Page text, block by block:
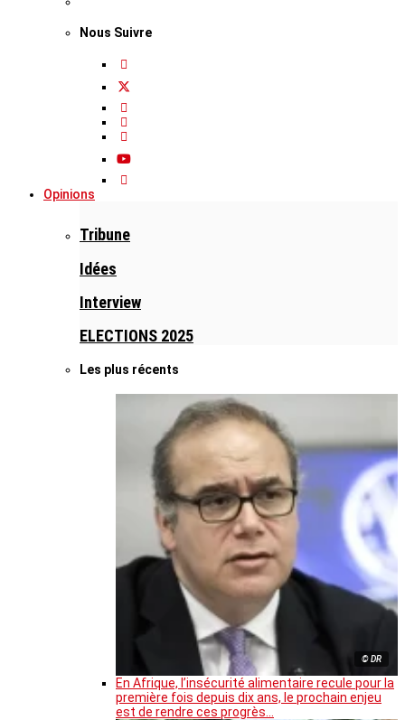
Nous Suivre
Opinions
Tribune
Idées
Interview
ELECTIONS 2025
Les plus récents
© DR
En Afrique, l’insécurité alimentaire recule pour la
première fois depuis dix ans, le prochain enjeu
est de rendre ces progrès…